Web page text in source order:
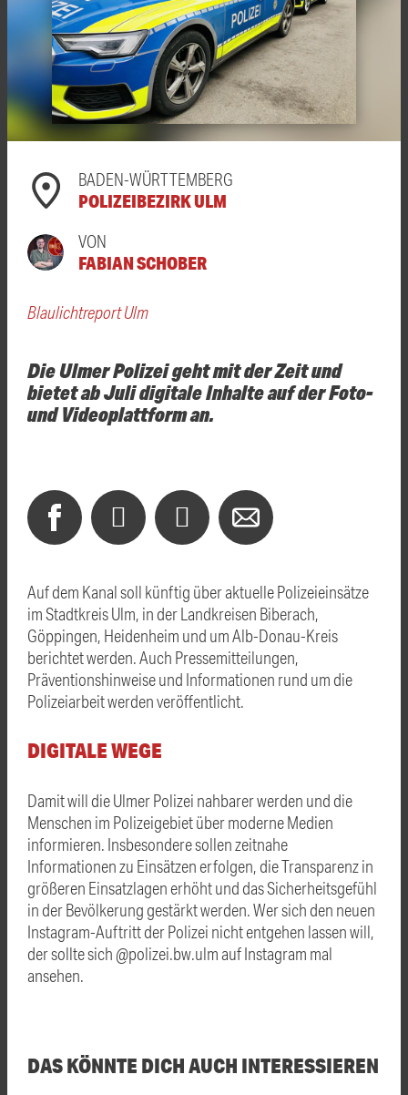
BADEN-WÜRTTEMBERG
POLIZEIBEZIRK ULM
VON
FABIAN SCHOBER
Blaulichtreport Ulm
Die Ulmer Polizei geht mit der Zeit und
bietet ab Juli digitale Inhalte auf der Foto-
und Videoplattform an.
Auf dem Kanal soll künftig über aktuelle Polizeieinsätze
im Stadtkreis Ulm, in der Landkreisen Biberach,
Göppingen, Heidenheim und um Alb-Donau-Kreis
berichtet werden. Auch Pressemitteilungen,
Präventionshinweise und Informationen rund um die
Polizeiarbeit werden veröffentlicht.
DIGITALE WEGE
Damit will die Ulmer Polizei nahbarer werden und die
Menschen im Polizeigebiet über moderne Medien
informieren. Insbesondere sollen zeitnahe
Informationen zu Einsätzen erfolgen, die Transparenz in
größeren Einsatzlagen erhöht und das Sicherheitsgefühl
in der Bevölkerung gestärkt werden. Wer sich den neuen
Instagram-Auftritt der Polizei nicht entgehen lassen will,
der sollte sich @polizei.bw.ulm auf Instagram mal
ansehen.
DAS KÖNNTE DICH AUCH INTERESSIEREN